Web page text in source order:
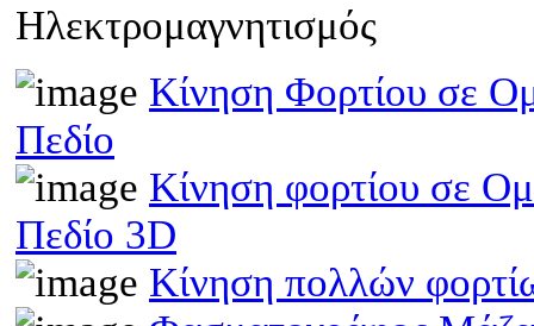
Ηλεκτρομαγνητισμός
Κίνηση Φορτίου σε
Πεδίο
Κίνηση φορτίου σε
Πεδίο 3D
Κίνηση πολλών